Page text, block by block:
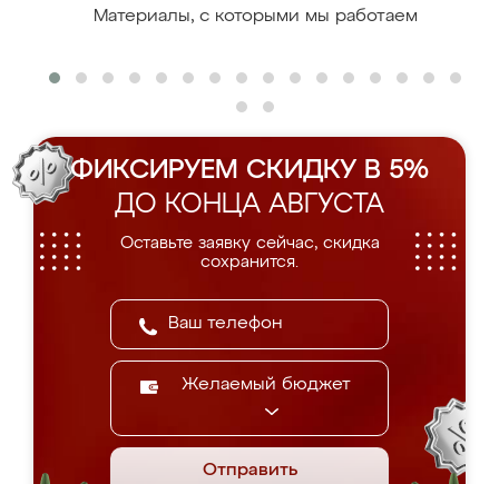
Материалы, с которыми мы работаем
ФИКСИРУЕМ СКИДКУ В 5%
ДО КОНЦА АВГУСТА
Оставьте заявку сейчас, скидка
сохранится.
Желаемый бюджет
Отправить